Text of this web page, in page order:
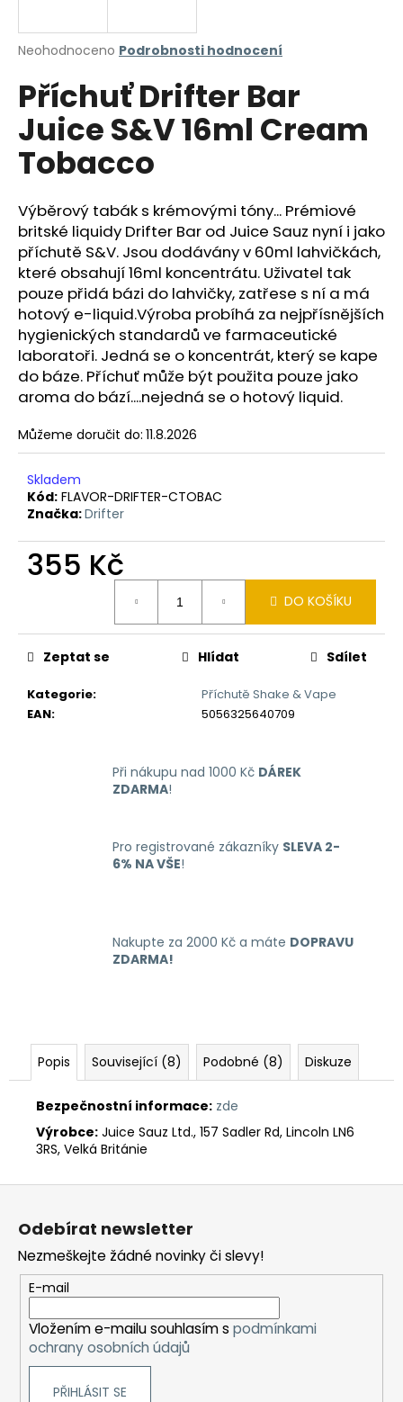
Průměrné
produktu
je
0,0
z
5
hvězdiček.
Neohodnoceno Podrobnosti hodnocení
Příchuť Drifter Bar
Juice S&V 16ml Cream
Tobacco
Výběrový tabák s krémovými tóny... Prémiové
britské liquidy Drifter Bar od Juice Sauz nyní i jako
příchutě S&V. Jsou dodávány v 60ml lahvičkách,
které obsahují 16ml koncentrátu. Uživatel tak
pouze přidá bázi do lahvičky, zatřese s ní a má
hotový e-liquid.Výroba probíhá za nejpřísnějších
hygienických standardů ve farmaceutické
laboratoři. Jedná se o koncentrát, který se kape
do báze. Příchuť může být použita pouze jako
aroma do bází....nejedná se o hotový liquid.
Můžeme doručit do: 11.8.2026
Skladem
Kód: FLAVOR-DRIFTER-CTOBAC
Značka:Drifter
355 Kč
DO KOŠÍKU
Kategorie:
Příchutě Shake & Vape
EAN: 5056325640709
Zeptat se Hlídat Sdílet
Při nákupu nad 1000 Kč DÁREK
ZDARMA!
Pro registrované zákazníky SLEVA 2-
6% NA VŠE!
Nakupte za 2000 Kč a máte DOPRAVU
ZDARMA!
Popis Související (8) Podobné (8) Diskuze
Bezpečnostní informace: zde
Výrobce: Juice Sauz Ltd., 157 Sadler Rd, Lincoln LN6
3RS, Velká Británie
j
t
?
HLEDAT
D
o
p
o
r
u
č
u
j
m
e
LIQUID
DEKANG
6MG
(MENTOL)
Kč
Odebírat newsletter
Nezmeškejte žádné novinky či slevy!
E-mail
Vložením e-mailu souhlasím s podmínkami
ochrany osobních údajů
PŘIHLÁSIT SE